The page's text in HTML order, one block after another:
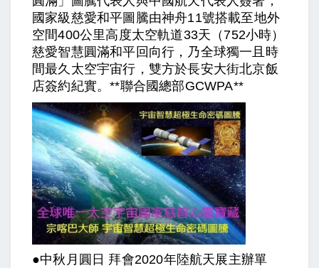
國家級慈愛和平圖騰由神舟11號搭載至地外
空間400公里高度太空軌道33天（752小時）
慈愛智慧圓滿和平回向行，乃全球獨一且時
間最久太空宇宙行，雙方於長安大街北京飯
店簽約紀實。**聯合國總部GCWPA**
●中秋月圓日 拜會2020年陸航天展主辦單